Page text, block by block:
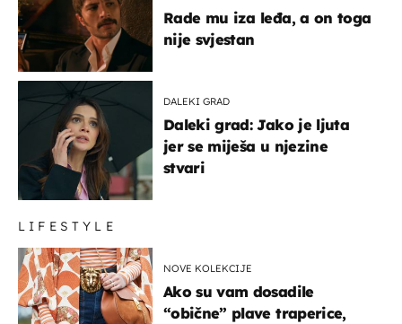
Rade mu iza leđa, a on toga
nije svjestan
DALEKI GRAD
Daleki grad: Jako je ljuta
jer se miješa u njezine
stvari
LIFESTYLE
NOVE KOLEKCIJE
Ako su vam dosadile
“obične” plave traperice,